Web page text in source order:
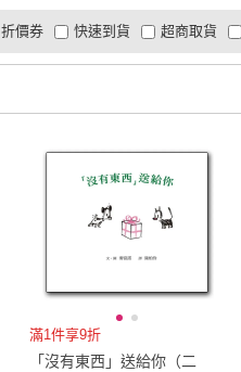
折價券
有影片
商品有量 電視購物
快速到貨 超商取貨
滿1件享9折
「沒有東西」送給你（二